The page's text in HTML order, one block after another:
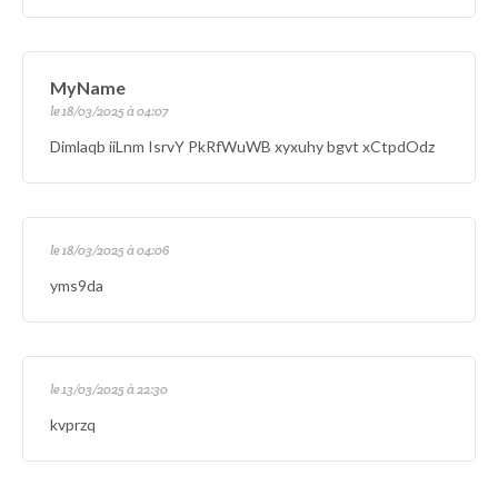
MyName
le 18/03/2025 à 04:07
Dimlaqb iiLnm IsrvY PkRfWuWB xyxuhy bgvt xCtpdOdz
le 18/03/2025 à 04:06
yms9da
le 13/03/2025 à 22:30
kvprzq